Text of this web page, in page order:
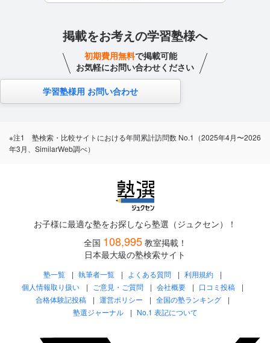
掲載をお考えの学習塾様へ
初期費用無料で掲載可能
お気軽にお問い合わせください
学習塾様用 お問い合わせ
※注1 塾検索・比較サイトにおける年間累計訪問数 No.1（2025年4月〜2026
年3月、SimilarWeb調べ）
お子様に最適な塾をお探しなら塾選（ジュクセン）！
全国 108,995 教室掲載！
日本最大級の塾検索サイト
塾一覧 執筆者一覧 よくある質問
利用規約
個人情報取り扱い
ご意見・ご質問 会社概要
口コミ投稿
合格体験記投稿
運営ポリシー
全国の塾ランキング
塾選ジャーナル
No.1 表記について